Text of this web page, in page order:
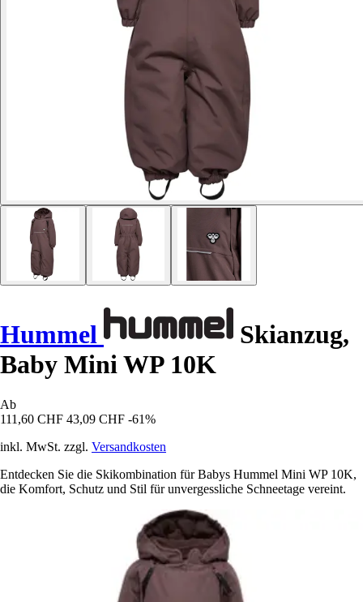
Hummel
Skianzug,
Baby Mini WP 10K
Ab
111,60 CHF 43,09 CHF -61%
inkl. MwSt. zzgl. Versandkosten
Entdecken Sie die Skikombination für Babys Hummel Mini WP 10K,
die Komfort, Schutz und Stil für unvergessliche Schneetage vereint.